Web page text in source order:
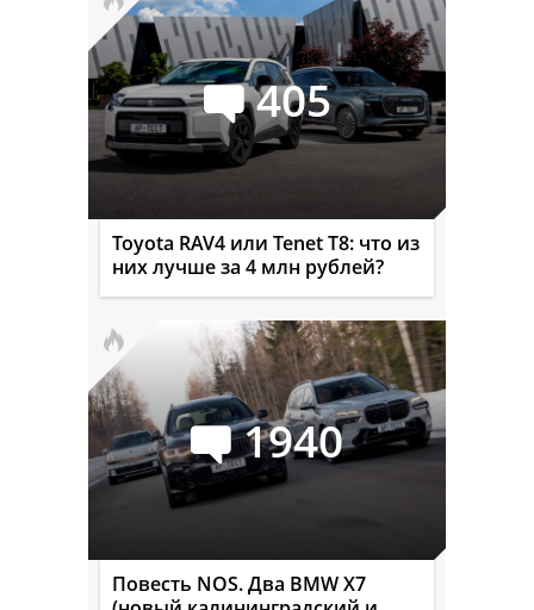
405
Toyota RAV4 или Tenet T8: что из
них лучше за 4 млн рублей?
1940
Повесть NOS. Два BMW X7